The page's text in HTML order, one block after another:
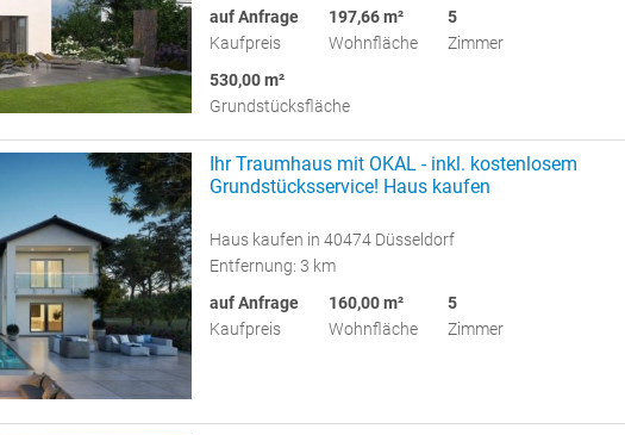
auf Anfrage
Kaufpreis
197,66 m²
Wohnfläche
5
Zimmer
530,00 m²
Grundstücksfläche
Ihr Traumhaus mit OKAL - inkl. kostenlosem
Grundstücksservice! Haus kaufen
Haus kaufen in 40474 Düsseldorf
Entfernung: 3 km
auf Anfrage
Kaufpreis
160,00 m²
Wohnfläche
5
Zimmer